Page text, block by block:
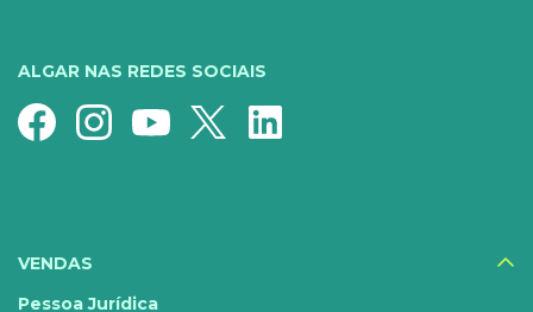
Super Wi-Fi
DIGITAIS
Disney+
ALGAR NAS REDES SOCIAIS
VENDAS
Pessoa Jurídica